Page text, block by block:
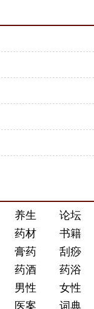
养生
论坛
药材
书籍
膏药
刮痧
药酒
药浴
男性
女性
医案 词典